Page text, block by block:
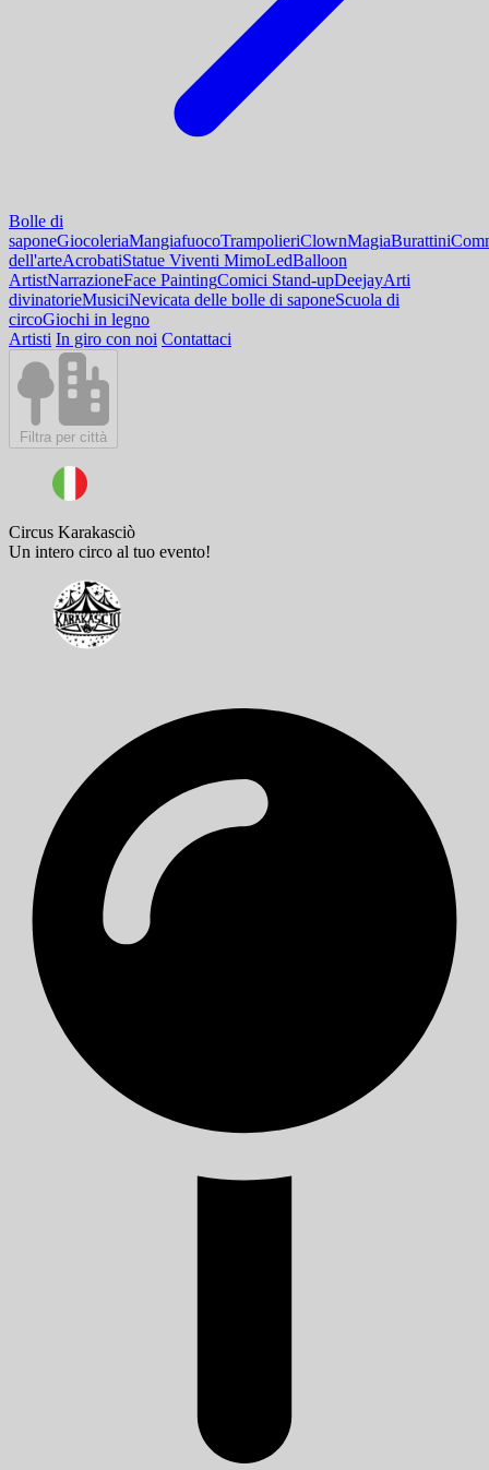
Bolle di
saponeGiocoleriaMangiafuocoTrampolieriClownMagiaBurattini
dell'arteAcrobatiStatue Viventi MimoLedBalloon
ArtistNarrazioneFace PaintingComici Stand-upDeejayArti
divinatorieMusiciNevicata delle bolle di saponeScuola di
circoGiochi in legno
Artisti In giro con noi Contattaci
Filtra per città
Circus Karakasciò
Un intero circo al tuo evento!